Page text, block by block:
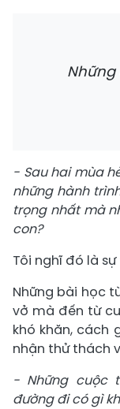
- Sau hai mùa
những hành
trọng nhất mà
con?
Tôi nghĩ đó là
Những bài học
vở mà đến từ
khó khăn, cách
nhận thử thách
- Những cuộc
đường đi có gì